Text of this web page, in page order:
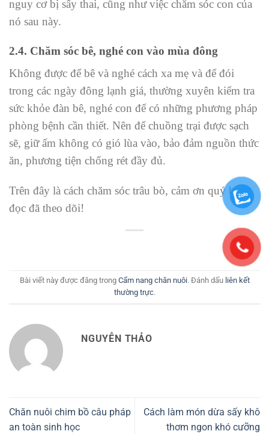
nguy cơ bị sẩy thai, cũng như việc chăm sóc con của
nó sau này.
2.4. Chăm sóc bê, nghé con vào mùa đông
Không được để bê và nghé cách xa mẹ và để đói
trong các ngày đông lạnh giá, thường xuyên kiểm tra
sức khỏe đàn bê, nghé con để có những phương pháp
phòng bệnh cần thiết. Nên để chuồng trại được sạch
sẽ, giữ ấm không có gió lùa vào, bảo đảm nguồn thức
ăn, phương tiện chống rét đầy đủ.
Trên đây là cách chăm sóc trâu bò, cảm ơn quý bạn
đọc đã theo dõi!
Bài viết này được đăng trong Cẩm nang chăn nuôi. Đánh dấu liên kết
thường trực.
NGUYỄN THẢO
Chăn nuôi chim bồ câu pháp
an toàn sinh học
Cách làm món dừa sấy khô
thơm ngon khó cưỡng